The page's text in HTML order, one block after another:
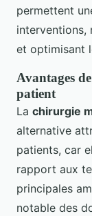
permettent
interventions,
et optimisant
Avantages
patient
La chirurgie
alternative
patients, car
rapport aux
principales
notable des